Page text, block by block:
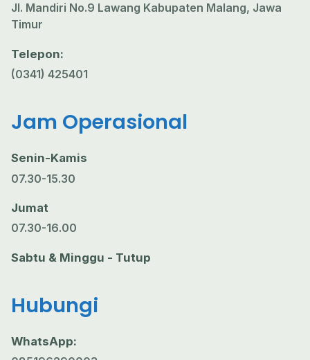
Jl. Mandiri No.9 Lawang Kabupaten Malang, Jawa
Timur
Telepon:
(0341) 425401
Jam Operasional
Senin-Kamis
07.30-15.30
Jumat
07.30-16.00
Sabtu & Minggu - Tutup
Hubungi
WhatsApp: